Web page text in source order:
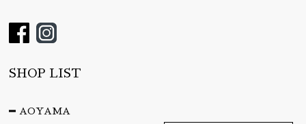
SHOP LIST
AOYAMA